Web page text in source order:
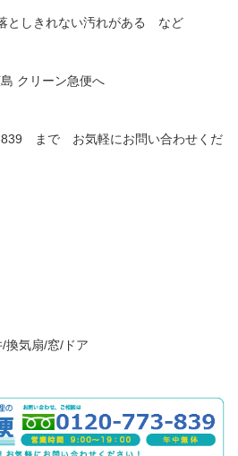
としきれない汚れがある など
クリーン急便へ
839 まで お気軽にお問い合わせくだ
換気扇/窓/ドア